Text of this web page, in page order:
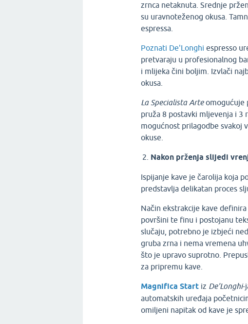
zrnca netaknuta. Srednje
su uravnoteženog okusa.
espressa.
Poznati De'Longhi espresso
pretvaraju u profesionalnog
i mlijeka čini boljim. Izvlači
okusa.
La Specialista Arteomogućuje
pruža 8 postavki mljevenja i 3
mogućnost prilagodbe svakoj
okuse.
Nakon prženja slijedi
Ispijanje kave je čarolija koja
predstavlja delikatan proces
Način ekstrakcije kave
površini te finu i postojanu
slučaju, potrebno je izbjeći
gruba zrna i nema vremena
što je upravo suprotno.
za pripremu kave.
Magnifica Start iz De'Longhi-
automatskih uređaja
omiljeni napitak od kave je